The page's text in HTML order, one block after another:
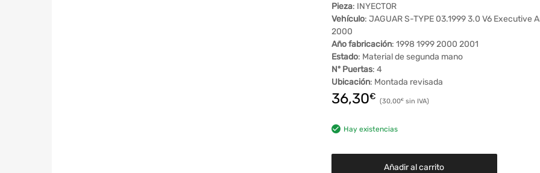
Pieza: INYECTOR
Vehículo: JAGUAR S-TYPE 03.1999 3.0 V6 Executive
2000
Año fabricación: 1998 1999 2000 2001
Estado: Material de segunda mano
Nº Puertas: 4
Ubicación: Montada revisada
36,30€ 30,00€
Hay existencias
Añadir al carrito